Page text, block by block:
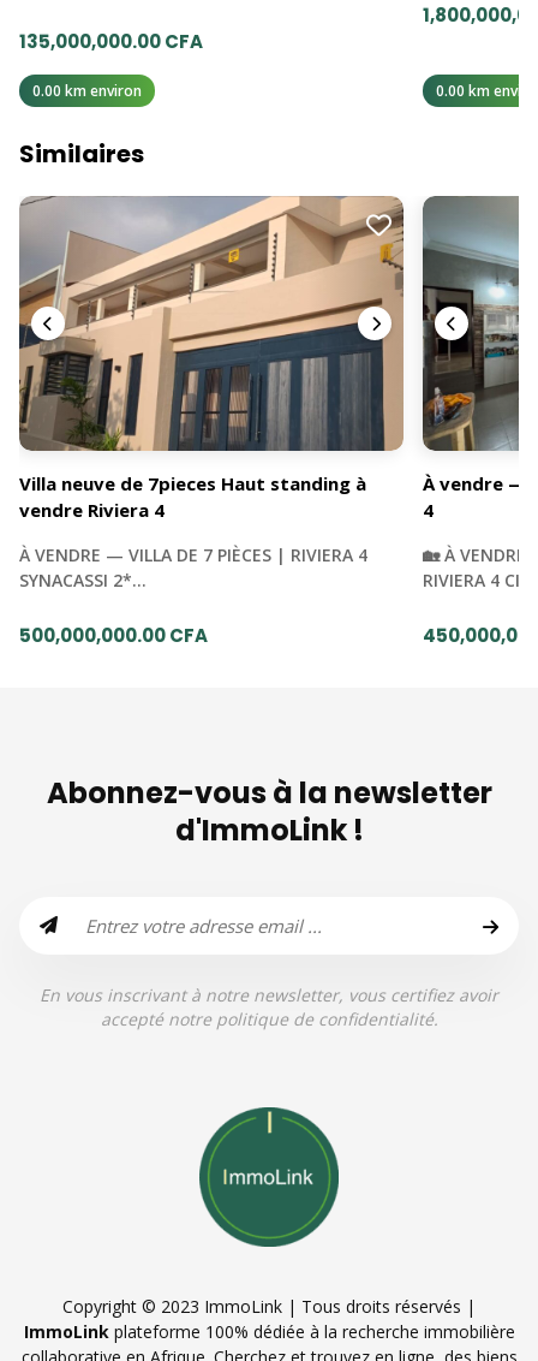
135,000,000.00 CFA
0.00 km environ 0.00 km
Similaires
Villa neuve de 7pieces Haut standing à
vendre Riviera 4
À VENDRE — VILLA DE 7 PIÈCES | RIVIERA 4
SYNACASSI 2*…
500,000,000.00 CFA
À vendre —
4
🏡 À VENDRE
RIVIERA 4
Abonnez-vous à la newsletter
d'ImmoLink !
En vous inscrivant à notre newsletter, vous certifiez avoir
accepté notre politique de confidentialité.
Copyright © 2023 ImmoLink | Tous droits réservés |
ImmoLinkplateforme 100% dédiée à la recherche immobilière